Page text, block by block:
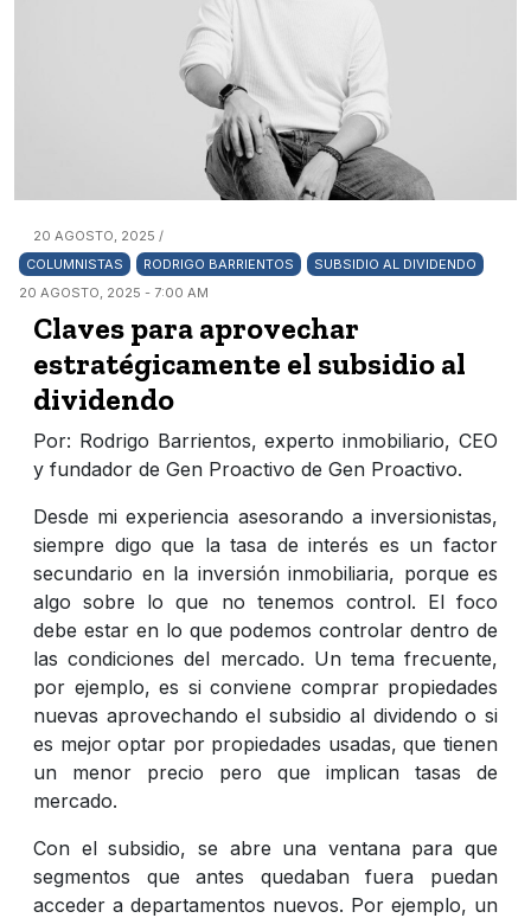
20 AGOSTO, 2025 /
COLUMNISTAS
RODRIGO BARRIENTOS
SUBSIDIO AL DIVIDENDO
20 AGOSTO, 2025 - 7:00 AM
Claves para aprovechar
estratégicamente el subsidio al
dividendo
Por: Rodrigo Barrientos, experto inmobiliario, CEO
y fundador de Gen Proactivo de Gen Proactivo.
Desde mi experiencia asesorando a inversionistas,
siempre digo que la tasa de interés es un factor
secundario en la inversión inmobiliaria, porque es
algo sobre lo que no tenemos control. El foco
debe estar en lo que podemos controlar dentro de
las condiciones del mercado. Un tema frecuente,
por ejemplo, es si conviene comprar propiedades
nuevas aprovechando el subsidio al dividendo o si
es mejor optar por propiedades usadas, que tienen
un menor precio pero que implican tasas de
mercado.
Con el subsidio, se abre una ventana para que
segmentos que antes quedaban fuera puedan
acceder a departamentos nuevos. Por ejemplo, un